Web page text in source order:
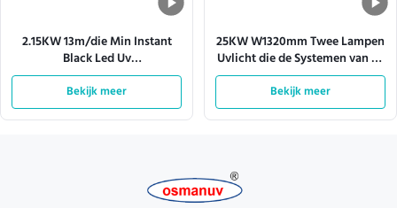
2.15KW 13m/die Min Instant
Black Led Uv
Transportbandsystemen
genezen
Bekijk meer
25KW W1320mm Twee Lampen
Uvlicht die de Systemen van de
Machinetransportband
genezen
Bekijk meer